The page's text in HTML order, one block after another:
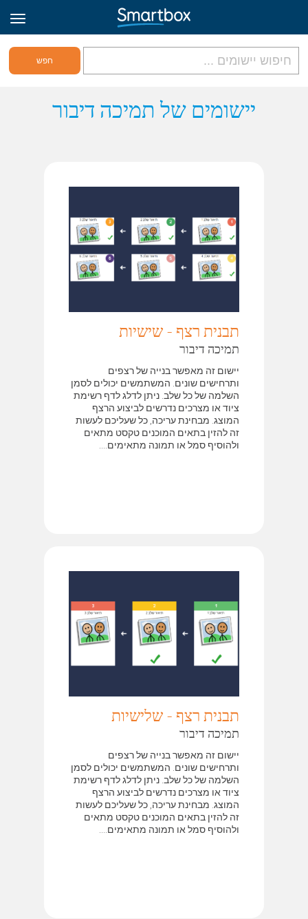
גריד אונליין
הירשם לאתר
יישומים של תמיכה דיבור
תבנית רצף - שישיות
תמיכה דיבור
יישום זה מאפשר בנייה של רצפים
ותרחישים שונים. המשתמשים יכולים לסמן
השלמה של כל שלב. ניתן לדלג לדף רשימת
ציוד או מצרכים נדרשים לביצוע הרצף
המוצג. מבחינת עריכה, כל שעליכם לעשות
זה להזין בתאים המוכנים טקסט מתאים
ולהוסיף סמל או תמונה מתאימים....
תבנית רצף - שלישיות
תמיכה דיבור
יישום זה מאפשר בנייה של רצפים
ותרחישים שונים. המשתמשים יכולים לסמן
השלמה של כל שלב. ניתן לדלג לדף רשימת
ציוד או מצרכים נדרשים לביצוע הרצף
המוצג. מבחינת עריכה, כל שעליכם לעשות
זה להזין בתאים המוכנים טקסט מתאים
ולהוסיף סמל או תמונה מתאימים....